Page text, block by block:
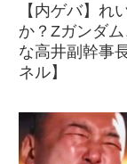
【内ゲバ】れ
か？Zガンダ
な高井副幹事
ネル】